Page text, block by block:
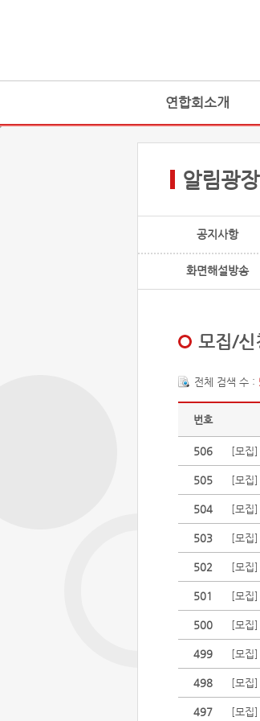
연합회소개
알림광장
공지사항
화면해설방송
모집/신
전체 검색 수 :
번호
506 [모집
505 [모집
504 [모집
503 [모집
502 [모집
501 [모집
500 [모집
499 [모집
498 [모집
497 [모집